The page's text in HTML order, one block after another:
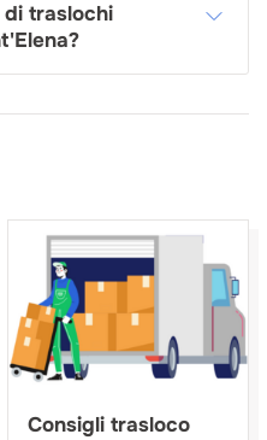
traslochi
Consigli trasloco